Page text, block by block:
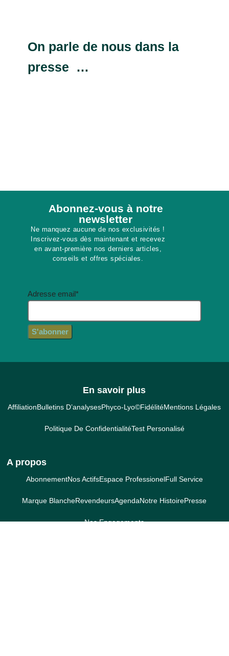
On parle de nous dans la
presse …
Abonnez-vous à notre
newsletter​
Ne manquez aucune de nos exclusivités !
Inscrivez-vous dès maintenant et recevez
en avant-première nos derniers articles,
conseils et offres spéciales.
Adresse email*
En savoir plus
AffiliationBulletins D’analysesPhyco-Lyo©FidélitéMentions Légales
Politique De ConfidentialitéTest Personalisé
A propos
AbonnementNos ActifsEspace ProfessionelFull Service
Marque BlancheRevendeursAgendaNotre HistoirePresse
Nos Engagements